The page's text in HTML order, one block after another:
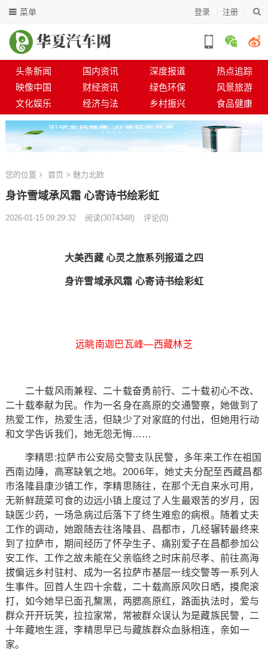
登录 注册
菜单
头条新闻 国内资讯 深度报道
热点追踪
映像中国
财经资讯 绿色环保
风景旅游
文化娱乐
经济与法 乡村振兴 食品健康
您的位置 首页 > 魅力北欧
身许雪域承风霜 心寄诗书绘彩虹
2026-01-15 09:29:32 阅读(3074348) 评论(0)
大美西藏 心灵之旅系列报道之四
身许雪域承风霜 心寄诗书绘彩虹
远眺南迦巴瓦峰—西藏林芝
二十载风雨兼程、二十载奋勇前行、二十载初心不改、
二十载奉献为民。作为一名身在高原的交通警察，她做到了
热爱工作，热爱生活，但缺少了对家庭的付出，但她用行动
和文学告诉我们，她无怨无悔……
李精思:拉萨市公安局交警支队民警，多年来工作在祖国
西南边陲，高寒缺氧之地。2006年，她丈夫分配至西藏昌都
市洛隆县康沙镇工作，李精思随往，在那个无自来水可用，
无新鲜蔬菜可食的边远小镇上度过了人生最艰苦的岁月，因
缺医少药，一场急病过后落下了终生难愈的病根。随着丈夫
工作的调动，她跟随去往洛隆县、昌都市，几经辗转最终来
到了拉萨市，期间经历了怀孕生子、痛别爱子在昌都参加公
安工作、工作之故未能在父亲临终之时床前尽孝、前往高海
拔偏远乡村驻村、成为一名拉萨市基层一线交警等一系列人
生事件。回首人生四十余载，二十载高原风吹日晒，摸爬滚
打，如今她早已面孔黧黑，两腮高原红，路面执法时，爱与
群众开开玩笑，拉拉家常，常被群众误认为是藏族民警，二
十年藏地生涯，李精思早已与藏族群众血脉相连，亲如一
家。